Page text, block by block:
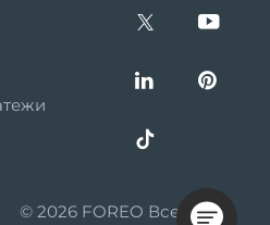
© 2026 FOREO Все права